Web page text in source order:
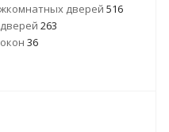
дверей 516
263
36